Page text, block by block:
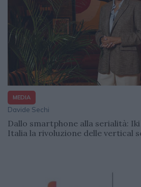
MEDIA
Davide Sechi
Dallo smartphone alla serialità:
Italia la rivoluzione delle vertical